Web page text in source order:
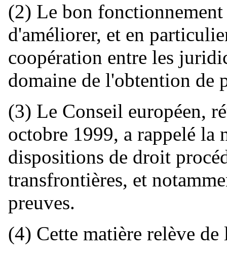
(2) Le bon
d'améliorer, et en
coopération entre les
domaine de l'obtention de
(3) Le Conseil européen,
octobre 1999, a rappelé la
dispositions de droit
transfrontières, et
preuves.
(4) Cette matière relève